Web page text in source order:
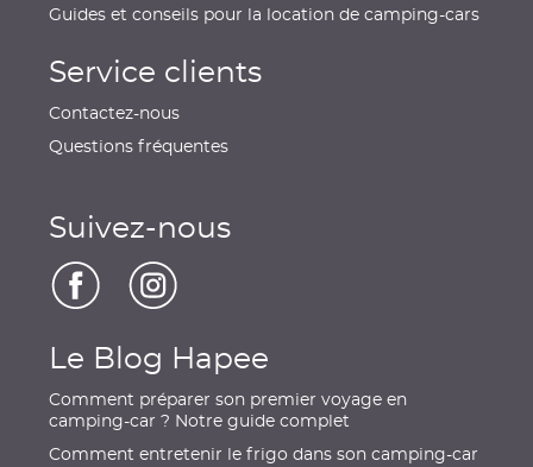
Guides et conseils pour la location de camping-cars
Service clients
Contactez-nous
Questions fréquentes
Suivez-nous
Le Blog Hapee
Comment préparer son premier voyage en
camping-car ? Notre guide complet
Comment entretenir le frigo dans son camping-car